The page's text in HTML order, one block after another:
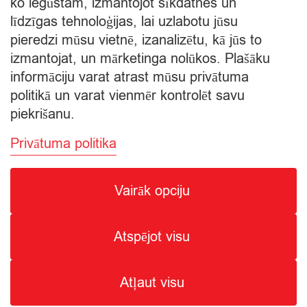
Apskatīt grozu
Apmaksa
© Citro Ventspils 2026
SPECIĀLĀ ATĻAUJA ALKOHOLISKO DZĒRIENU
līdzīgas tehnoloģijas, lai uzlabotu jūsu
pieredzi mūsu vietnē, izanalizētu, kā jūs to
izmantojat, un mārketinga nolūkos. Plašāku
informāciju varat atrast mūsu privātuma
politikā un varat vienmēr kontrolēt savu
piekrišanu.
Privātuma politika
Vairāk opciju
Atspējot visu
Atļaut visu